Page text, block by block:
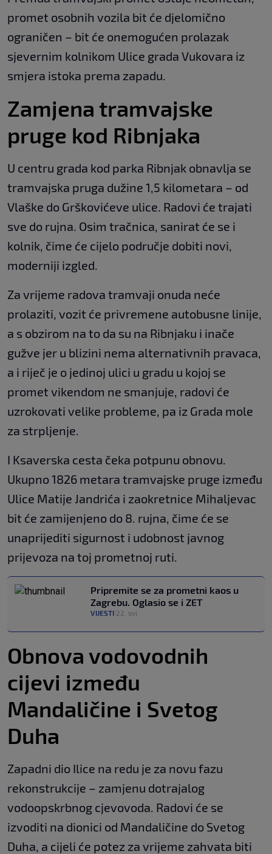
promet osobnih vozila bit će djelomično
ograničen – bit će onemogućen prolazak
sjevernim kolnikom Ulice grada Vukovara iz
smjera istoka prema zapadu.
Zamjena tramvajske
pruge kod Ribnjaka
U centru grada kod parka Ribnjak obnavlja se
tramvajska pruga dužine 1,5 kilometara – od
Vlaške do Grškovićeve ulice. Radovi će trajati
sve do rujna. Osim tračnica, sanirat će se i
kolnik, čime će cijelo područje dobiti novi,
moderniji izgled.
Za vrijeme radova tramvaji onuda neće
prolaziti, vozit će privremene autobusne linije,
a s obzirom na to da su na Ribnjaku i inače
gužve jer u blizini nema alternativnih pravaca,
a i riječ je o jedinoj ulici u gradu u kojoj se
promet vikendom ne smanjuje, radovi će
uzrokovati velike probleme, pa iz Grada mole
za strpljenje.
I Ksaverska cesta čeka potpunu obnovu.
Ukupno 1826 metara tramvajske pruge između
Ulice Matije Jandrića i zaokretnice Mihaljevac
bit će zamijenjeno do 8. rujna, čime će se
unaprijediti sigurnost i udobnost javnog
prijevoza na toj prometnoj ruti.
Pripremite se za prometni kaos u
Zagrebu. Oglasio se i ZET
VIJESTI 22. svi.
Obnova vodovodnih
cijevi između
Mandaličine i Svetog
Duha
Zapadni dio Ilice na redu je za novu fazu
rekonstrukcije – zamjenu dotrajalog
vodoopskrbnog cjevovoda. Radovi će se
izvoditi na dionici od Mandaličine do Svetog
Duha, a cijeli će potez za vrijeme zahvata biti